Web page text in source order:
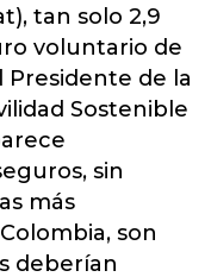
tan solo 2,9
voluntario de
Presidente de la
Sostenible
sin
más
son
deberían